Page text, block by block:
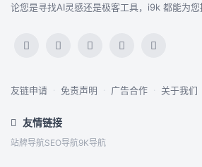
论您是寻找AI灵感还是极客工具，i9k 都能为您
友链申请 · 免责声明 · 广告合作 · 关于我们
友情链接
站牌导航SEO导航9K导航